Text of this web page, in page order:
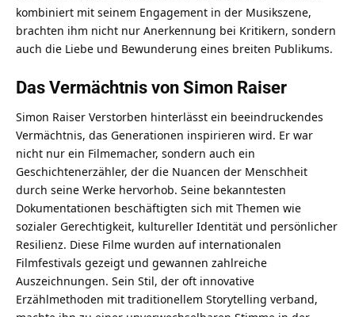
kombiniert mit seinem Engagement in der Musikszene,
brachten ihm nicht nur Anerkennung bei Kritikern, sondern
auch die Liebe und Bewunderung eines breiten Publikums.
Das Vermächtnis von Simon Raiser
Simon Raiser Verstorben hinterlässt ein beeindruckendes
Vermächtnis, das Generationen inspirieren wird. Er war
nicht nur ein Filmemacher, sondern auch ein
Geschichtenerzähler, der die Nuancen der Menschheit
durch seine Werke hervorhob. Seine bekanntesten
Dokumentationen beschäftigten sich mit Themen wie
sozialer Gerechtigkeit, kultureller Identität und persönlicher
Resilienz. Diese Filme wurden auf internationalen
Filmfestivals gezeigt und gewannen zahlreiche
Auszeichnungen. Sein Stil, der oft innovative
Erzählmethoden mit traditionellem Storytelling verband,